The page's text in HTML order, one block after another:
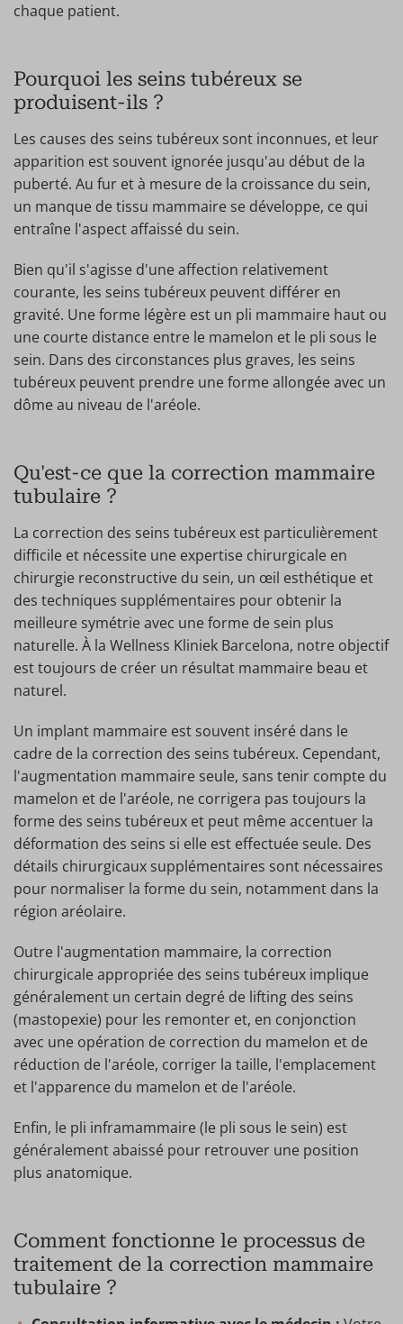
chaque patient.
Pourquoi les seins tubéreux se
produisent-ils ?
Les causes des seins tubéreux sont inconnues, et leur
apparition est souvent ignorée jusqu'au début de la
puberté. Au fur et à mesure de la croissance du sein,
un manque de tissu mammaire se développe, ce qui
entraîne l'aspect affaissé du sein.
Bien qu'il s'agisse d'une affection relativement
courante, les seins tubéreux peuvent différer en
gravité. Une forme légère est un pli mammaire haut ou
une courte distance entre le mamelon et le pli sous le
sein. Dans des circonstances plus graves, les seins
tubéreux peuvent prendre une forme allongée avec un
dôme au niveau de l'aréole.
Qu'est-ce que la correction mammaire
tubulaire ?
La correction des seins tubéreux est particulièrement
difficile et nécessite une expertise chirurgicale en
chirurgie reconstructive du sein, un œil esthétique et
des techniques supplémentaires pour obtenir la
meilleure symétrie avec une forme de sein plus
naturelle. À la Wellness Kliniek Barcelona, notre objectif
est toujours de créer un résultat mammaire beau et
naturel.
Un implant mammaire est souvent inséré dans le
cadre de la correction des seins tubéreux. Cependant,
l'augmentation mammaire seule, sans tenir compte du
mamelon et de l'aréole, ne corrigera pas toujours la
forme des seins tubéreux et peut même accentuer la
déformation des seins si elle est effectuée seule. Des
détails chirurgicaux supplémentaires sont nécessaires
pour normaliser la forme du sein, notamment dans la
région aréolaire.
Outre l'augmentation mammaire, la correction
chirurgicale appropriée des seins tubéreux implique
généralement un certain degré de lifting des seins
(mastopexie) pour les remonter et, en conjonction
avec une opération de correction du mamelon et de
réduction de l'aréole, corriger la taille, l'emplacement
et l'apparence du mamelon et de l'aréole.
Enfin, le pli inframammaire (le pli sous le sein) est
généralement abaissé pour retrouver une position
plus anatomique.
Comment fonctionne le processus de
traitement de la correction mammaire
tubulaire ?